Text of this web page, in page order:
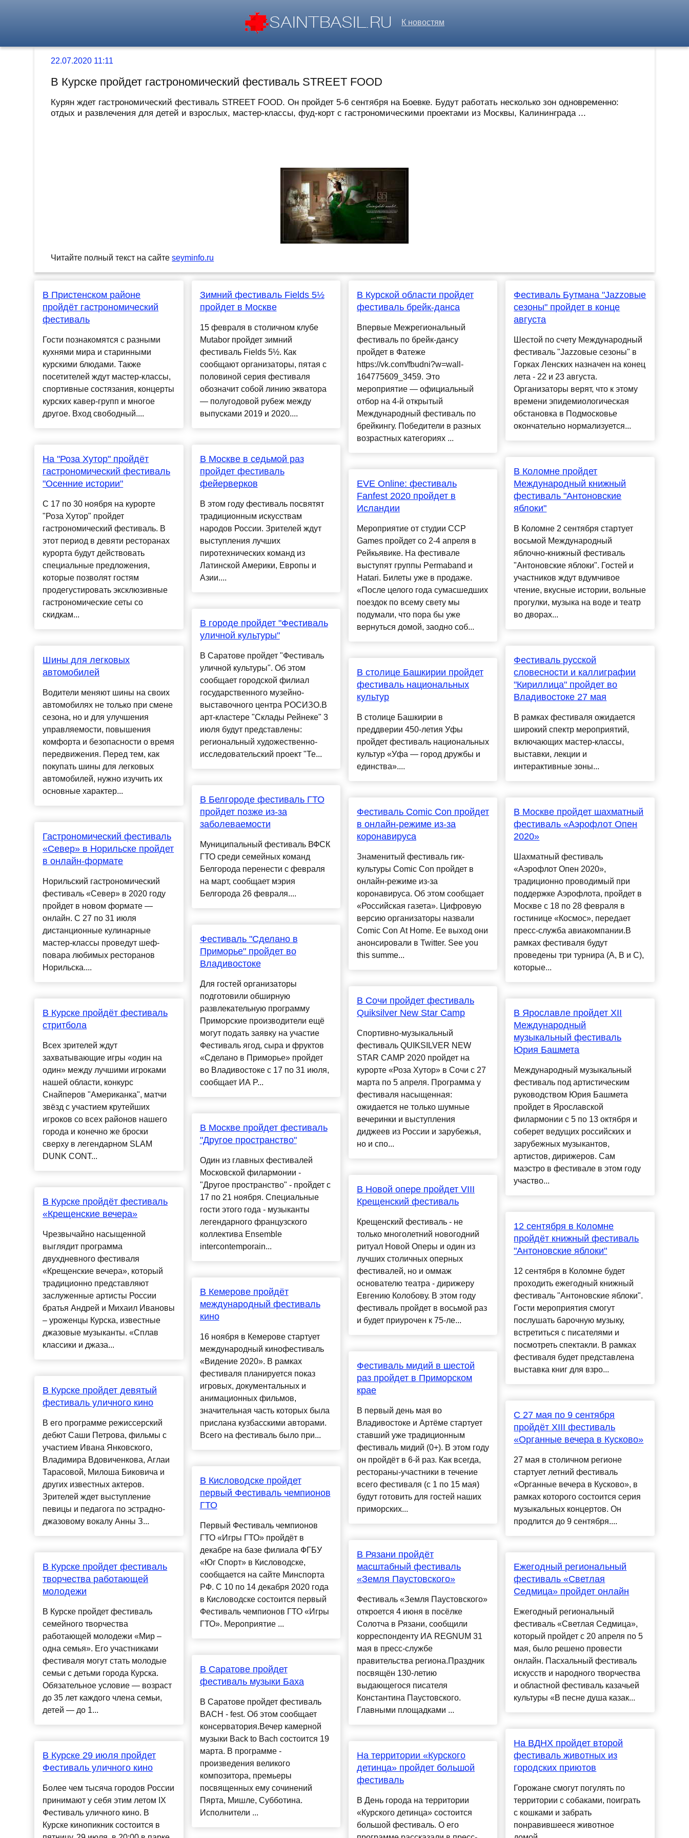
К новостям
22.07.2020 11:11
В Курске пройдет гастрономический фестиваль STREET FOOD
Курян ждет гастрономический фестиваль STREET FOOD. Он пройдет 5-6 сентября на Боевке. Будут работать несколько зон одновременно:
отдых и развлечения для детей и взрослых, мастер-классы, фуд-корт с гастрономическими проектами из Москвы, Калининграда ...
Читайте полный текст на сайтеseyminfo.ru
В Пристенском районе
пройдёт гастрономический
фестиваль
Гости познакомятся с разными
кухнями мира и старинными
курскими блюдами. Также
посетителей ждут мастер-классы,
спортивные состязания, концерты
курских кавер-групп и многое
другое. Вход свободный....
На "Роза Хутор" пройдёт
гастрономический фестиваль
"Осенние истории"
С 17 по 30 ноября на курорте
"Роза Хутор" пройдет
гастрономический фестиваль. В
этот период в девяти ресторанах
курорта будут действовать
специальные предложения,
которые позволят гостям
продегустировать эксклюзивные
гастрономические сеты со
скидкам...
Шины для легковых
автомобилей
Водители меняют шины на своих
автомобилях не только при смене
сезона, но и для улучшения
управляемости, повышения
комфорта и безопасности о время
передвижения. Перед тем, как
покупать шины для легковых
автомобилей, нужно изучить их
основные характер...
Гастрономический фестиваль
«Север» в Норильске пройдет
в онлайн-формате
Норильский гастрономический
фестиваль «Север» в 2020 году
пройдет в новом формате —
онлайн. С 27 по 31 июля
дистанционные кулинарные
мастер-классы проведут шеф-
повара любимых ресторанов
Норильска....
В Курске пройдёт фестиваль
стритбола
Всех зрителей ждут
захватывающие игры «один на
один» между лучшими игроками
нашей области, конкурс
Снайперов "Американка", матчи
звёзд с участием крутейших
игроков со всех районов нашего
города и конечно же броски
сверху в легендарном SLAM
DUNK CONT...
В Курске пройдёт фестиваль
«Крещенские вечера»
Чрезвычайно насыщенной
выглядит программа
двухдневного фестиваля
«Крещенские вечера», который
традиционно представляют
заслуженные артисты России
братья Андрей и Михаил Ивановы
– уроженцы Курска, известные
джазовые музыканты. «Сплав
классики и джаза...
В Курске пройдет девятый
фестиваль уличного кино
В его программе режиссерский
дебют Саши Петрова, фильмы с
участием Ивана Янковского,
Владимира Вдовиченкова, Аглаи
Тарасовой, Милоша Биковича и
других известных актеров.
Зрителей ждет выступление
певицы и педагога по эстрадно-
джазовому вокалу Анны З...
В Курске пройдет фестиваль
творчества работающей
молодежи
В Курске пройдет фестиваль
семейного творчества
работающей молодежи «Мир –
одна семья». Его участниками
фестиваля могут стать молодые
семьи с детьми города Курска.
Обязательное условие — возраст
до 35 лет каждого члена семьи,
детей — до 1...
В Курске 29 июля пройдет
Фестиваль уличного кино
Более чем тысяча городов России
принимают у себя этим летом IX
Фестиваль уличного кино. В
Курске кинопикник состоится в
Зимний фестиваль Fields 5½
пройдет в Москве
15 февраля в столичном клубе
Mutabor пройдет зимний
фестиваль Fields 5½. Как
сообщают организаторы, пятая с
половиной серия фестиваля
обозначит собой линию экватора
— полугодовой рубеж между
выпусками 2019 и 2020....
В Москве в седьмой раз
пройдет фестиваль
фейерверков
В этом году фестиваль посвятят
традиционным искусствам
народов России. Зрителей ждут
выступления лучших
пиротехнических команд из
Латинской Америки, Европы и
Азии....
В городе пройдет "Фестиваль
уличной культуры"
В Саратове пройдет "Фестиваль
уличной культуры". Об этом
сообщает городской филиал
государственного музейно-
выставочного центра РОСИЗО.В
арт-кластере "Склады Рейнеке" 3
июля будут представлены:
региональный художественно-
исследовательский проект "Те...
В Белгороде фестиваль ГТО
пройдет позже из-за
заболеваемости
Муниципальный фестиваль ВФСК
ГТО среди семейных команд
Белгорода перенести с февраля
на март, сообщает мэрия
Белгорода 26 февраля....
Фестиваль "Сделано в
Приморье" пройдет во
Владивостоке
Для гостей организаторы
подготовили обширную
развлекательную программу
Приморские производители ещё
могут подать заявку на участие
Фестиваль ягод, сыра и фруктов
«Сделано в Приморье» пройдет
во Владивостоке с 17 по 31 июля,
сообщает ИА P...
В Москве пройдет фестиваль
"Другое пространство"
Один из главных фестивалей
Московской филармонии -
"Другое пространство" - пройдет с
17 по 21 ноября. Специальные
гости этого года - музыканты
легендарного французского
коллектива Ensemble
intercontemporain...
В Кемерове пройдёт
международный фестиваль
кино
16 ноября в Кемерове стартует
международный кинофестиваль
«Видение 2020». В рамках
фестиваля планируется показ
игровых, документальных и
анимационных фильмов,
значительная часть которых была
прислана кузбасскими авторами.
Всего на фестиваль было при...
В Кисловодске пройдет
первый Фестиваль чемпионов
ГТО
Первый Фестиваль чемпионов
ГТО «Игры ГТО» пройдёт в
декабре на базе филиала ФГБУ
«Юг Спорт» в Кисловодске,
сообщается на сайте Минспорта
РФ. С 10 по 14 декабря 2020 года
в Кисловодске состоится первый
Фестиваль чемпионов ГТО «Игры
ГТО». Мероприятие ...
В Саратове пройдет
фестиваль музыки Баха
В Саратове пройдет фестиваль
BACH - fest. Об этом сообщает
консерватория.Вечер камерной
музыки Back to Bach состоится 19
марта. В программе -
произведения великого
композитора, премьеры
посвященных ему сочинений
Пярта, Мишле, Субботина.
Исполнители ...
В Курской области пройдет
фестиваль брейк-данса
Впервые Межрегиональный
фестиваль по брейк-дансу
пройдет в Фатеже
https://vk.com/fbudni?w=wall-
164775609_3459. Это
мероприятие — официальный
отбор на 4-й открытый
Международный фестиваль по
брейкингу. Победители в разных
возрастных категориях ...
EVE Online: фестиваль
Fanfest 2020 пройдет в
Исландии
Мероприятие от студии CCP
Games пройдет со 2-4 апреля в
Рейкьявике. На фестивале
выступят группы Permaband и
Hatari. Билеты уже в продаже.
«После целого года сумасшедших
поездок по всему свету мы
подумали, что пора бы уже
вернуться домой, заодно соб...
В столице Башкирии пройдет
фестиваль национальных
культур
В столице Башкирии в
преддверии 450-летия Уфы
пройдет фестиваль национальных
культур «Уфа — город дружбы и
единства»....
Фестиваль Comic Con пройдет
в онлайн-режиме из-за
коронавируса
Знаменитый фестиваль гик-
культуры Comic Con пройдет в
онлайн-режиме из-за
коронавируса. Об этом сообщает
«Российская газета». Цифровую
версию организаторы назвали
Comic Con At Home. Ее выход они
анонсировали в Twitter. See you
this summe...
В Сочи пройдет фестиваль
Quiksilver New Star Camp
Спортивно-музыкальный
фестиваль QUIKSILVER NEW
STAR CAMP 2020 пройдет на
курорте «Роза Хутор» в Сочи с 27
марта по 5 апреля. Программа у
фестиваля насыщенная:
ожидается не только шумные
вечеринки и выступления
диджеев из России и зарубежья,
но и спо...
В Новой опере пройдет VIII
Крещенский фестиваль
Крещенский фестиваль - не
только многолетний новогодний
ритуал Новой Оперы и один из
лучших столичных оперных
фестивалей, но и оммаж
основателю театра - дирижеру
Евгению Колобову. В этом году
фестиваль пройдет в восьмой раз
и будет приурочен к 75-ле...
Фестиваль мидий в шестой
раз пройдет в Приморском
крае
В первый день мая во
Владивостоке и Артёме стартует
ставший уже традиционным
фестиваль мидий (0+). В этом году
он пройдёт в 6-й раз. Как всегда,
рестораны-участники в течение
всего фестиваля (с 1 по 15 мая)
будут готовить для гостей наших
приморских...
В Рязани пройдёт
масштабный фестиваль
«Земля Паустовского»
Фестиваль «Земля Паустовского»
откроется 4 июня в посёлке
Солотча в Рязани, сообщили
корреспонденту ИА REGNUM 31
мая в пресс-службе
правительства региона.Праздник
посвящён 130-летию
выдающегося писателя
Константина Паустовского.
Главными площадками ...
На территории «Курского
детинца» пройдет большой
фестиваль
В День города на территории
«Курского детинца» состоится
большой фестиваль. О его
Фестиваль Бутмана "Jazzовые
сезоны" пройдет в конце
августа
Шестой по счету Международный
фестиваль "Jazzовые сезоны" в
Горках Ленских назначен на конец
лета - 22 и 23 августа.
Организаторы верят, что к этому
времени эпидемиологическая
обстановка в Подмосковье
окончательно нормализуется...
В Коломне пройдет
Международный книжный
фестиваль "Антоновские
яблоки"
В Коломне 2 сентября стартует
восьмой Международный
яблочно-книжный фестиваль
"Антоновские яблоки". Гостей и
участников ждут вдумчивое
чтение, вкусные истории, вольные
прогулки, музыка на воде и театр
во дворах...
Фестиваль русской
словесности и каллиграфии
"Кириллица" пройдет во
Владивостоке 27 мая
В рамках фестиваля ожидается
широкий спектр мероприятий,
включающих мастер-классы,
выставки, лекции и
интерактивные зоны...
В Москве пройдет шахматный
фестиваль «Аэрофлот Опен
2020»
Шахматный фестиваль
«Аэрофлот Опен 2020»,
традиционно проводимый при
поддержке Аэрофлота, пройдет в
Москве с 18 по 28 февраля в
гостинице «Космос», передает
пресс-служба авиакомпании.В
рамках фестиваля будут
проведены три турнира (А, В и С),
которые...
В Ярославле пройдет XII
Международный
музыкальный фестиваль
Юрия Башмета
Международный музыкальный
фестиваль под артистическим
руководством Юрия Башмета
пройдет в Ярославской
филармонии с 5 по 13 октября и
соберет ведущих российских и
зарубежных музыкантов,
артистов, дирижеров. Сам
маэстро в фестивале в этом году
участво...
12 сентября в Коломне
пройдёт книжный фестиваль
"Антоновские яблоки"
12 сентября в Коломне будет
проходить ежегодный книжный
фестиваль "Антоновские яблоки".
Гости мероприятия смогут
послушать барочную музыку,
встретиться с писателями и
посмотреть спектакли. В рамках
фестиваля будет представлена
выставка книг для взро...
С 27 мая по 9 сентября
пройдёт XIII фестиваль
«Органные вечера в Кусково»
27 мая в столичном регионе
стартует летний фестиваль
«Органные вечера в Кусково», в
рамках которого состоится серия
музыкальных концертов. Он
продлится до 9 сентября....
Ежегодный региональный
фестиваль «Светлая
Седмица» пройдет онлайн
Ежегодный региональный
фестиваль «Светлая Седмица»,
который пройдет с 20 апреля по 5
мая, было решено провести
онлайн. Пасхальный фестиваль
искусств и народного творчества
и областной фестиваль казачьей
культуры «В песне душа казак...
На ВДНХ пройдет второй
фестиваль животных из
городских приютов
Горожане смогут погулять по
территории с собаками, поиграть
с кошками и забрать
понравившееся животное